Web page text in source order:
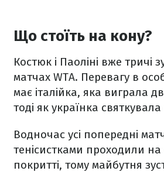
Що стоїть на кону?
Костюк і Паоліні вже тричі
матчах WTA. Перевагу в
має італійка, яка виграла
тоді як українка
Водночас усі попередні
тенісистками проходили
покритті, тому майбутня